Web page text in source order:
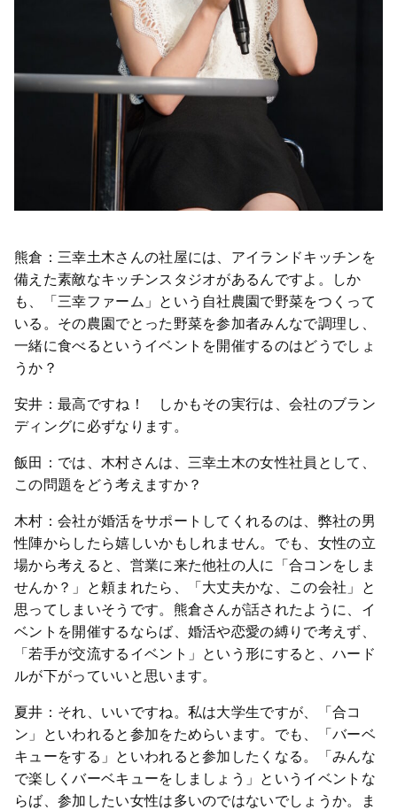
熊倉：三幸土木さんの社屋には、アイランドキッチンを
備えた素敵なキッチンスタジオがあるんですよ。しか
も、「三幸ファーム」という自社農園で野菜をつくって
いる。その農園でとった野菜を参加者みんなで調理し、
一緒に食べるというイベントを開催するのはどうでしょ
うか？
安井：最高ですね！ しかもその実行は、会社のブラン
ディングに必ずなります。
飯田：では、木村さんは、三幸土木の女性社員として、
この問題をどう考えますか？
木村：会社が婚活をサポートしてくれるのは、弊社の男
性陣からしたら嬉しいかもしれません。でも、女性の立
場から考えると、営業に来た他社の人に「合コンをしま
せんか？」と頼まれたら、「大丈夫かな、この会社」と
思ってしまいそうです。熊倉さんが話されたように、イ
ベントを開催するならば、婚活や恋愛の縛りで考えず、
「若手が交流するイベント」という形にすると、ハード
ルが下がっていいと思います。
夏井：それ、いいですね。私は大学生ですが、「合コ
ン」といわれると参加をためらいます。でも、「バーベ
キューをする」といわれると参加したくなる。「みんな
で楽しくバーベキューをしましょう」というイベントな
らば、参加したい女性は多いのではないでしょうか。ま